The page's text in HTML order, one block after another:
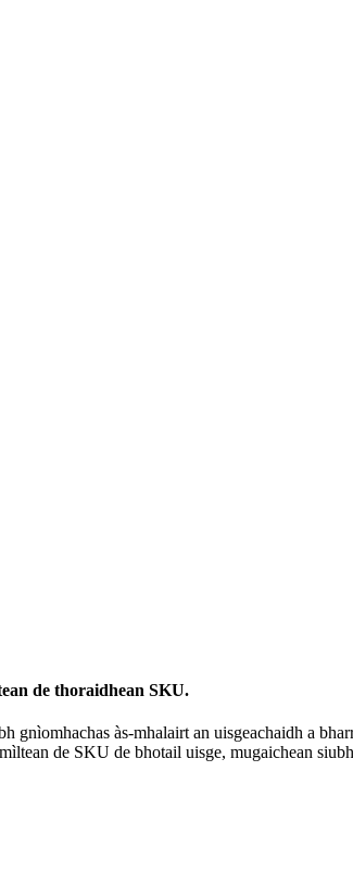
de thoraidhean SKU.
gnìomhachas às-mhalairt an uisgeachaidh a
de SKU de bhotail uisge, mugaichean